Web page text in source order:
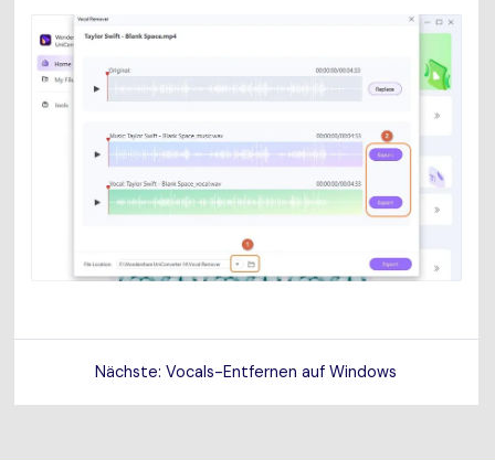
Nächste: Vocals-Entfernen auf Windows